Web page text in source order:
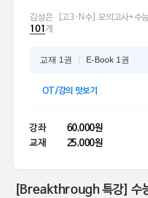
김성은 [고3·N수] 모의고사+수
101개
교재 1권 E-Book 1권
OT/강의 맛보기
강좌
60,000원
교재
25,000원
[Breakthrough 특강] 수